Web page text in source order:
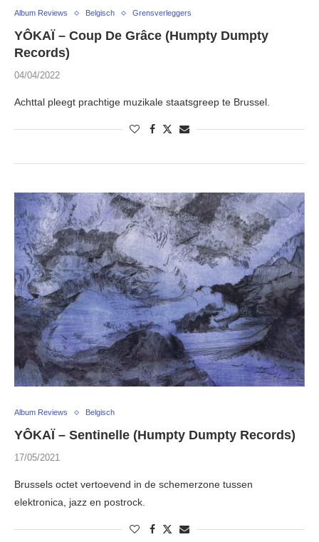
Album Reviews Belgisch Grensverleggers
YÔKAÏ – Coup De Grâce (Humpty Dumpty
Records)
04/04/2022
Achttal pleegt prachtige muzikale staatsgreep te Brussel.
Album Reviews Belgisch
YÔKAÏ – Sentinelle (Humpty Dumpty Records)
17/05/2021
Brussels octet vertoevend in de schemerzone tussen
elektronica, jazz en postrock.